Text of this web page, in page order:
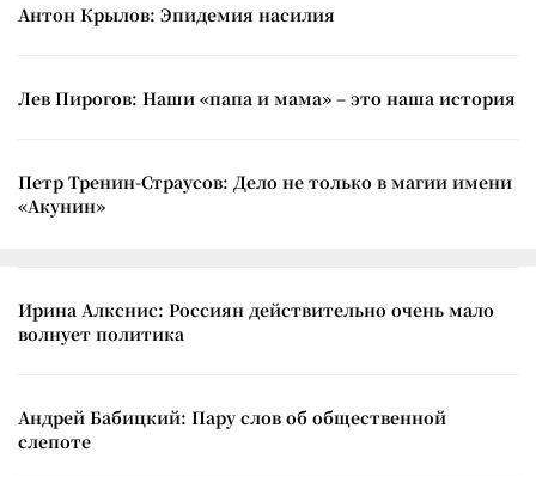
Антон Крылов: Эпидемия насилия
Лев Пирогов: Наши «папа и мама» – это наша история
Петр Тренин-Страусов: Дело не только в магии имени
«Акунин»
Ирина Алкснис: Россиян действительно очень мало
волнует политика
Андрей Бабицкий: Пару слов об общественной
слепоте